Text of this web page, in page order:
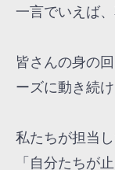
一言でいえば
皆さんの身の
ーズに動き続
私たちが担当
「自分たちが